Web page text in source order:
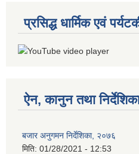
प्रसिद्ध धार्मिक एवं
ऐन, कानुन तथा
बजार अनुगमन निर्देशिका, २०७६
मिति: 01/28/2021 - 12:53